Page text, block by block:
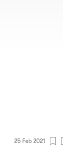
25 Feb 2021